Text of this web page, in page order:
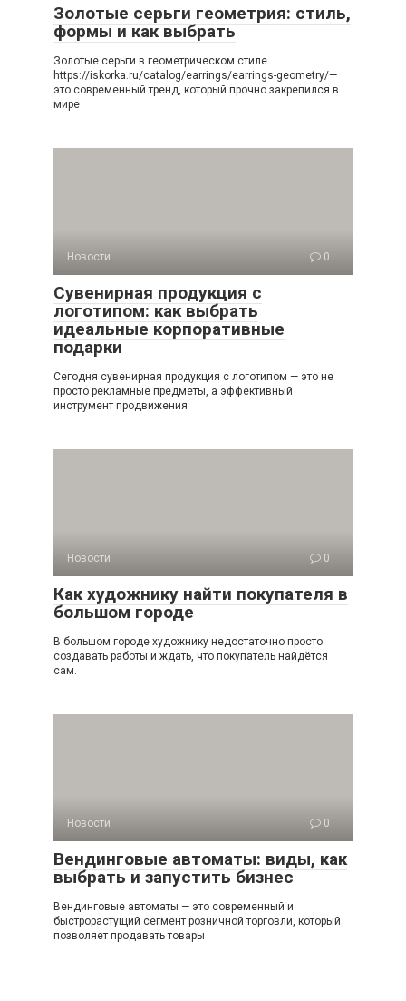
Золотые серьги геометрия: стиль,
формы и как выбрать
Золотые серьги в геометрическом стиле
https://iskorka.ru/catalog/earrings/earrings-geometry/—
это современный тренд, который прочно закрепился в
мире
Новости 0
Сувенирная продукция с
логотипом: как выбрать
идеальные корпоративные
подарки
Сегодня сувенирная продукция с логотипом — это не
просто рекламные предметы, а эффективный
инструмент продвижения
Новости 0
Как художнику найти покупателя в
большом городе
В большом городе художнику недостаточно просто
создавать работы и ждать, что покупатель найдётся
сам.
Новости 0
Вендинговые автоматы: виды, как
выбрать и запустить бизнес
Вендинговые автоматы — это современный и
быстрорастущий сегмент розничной торговли, который
позволяет продавать товары